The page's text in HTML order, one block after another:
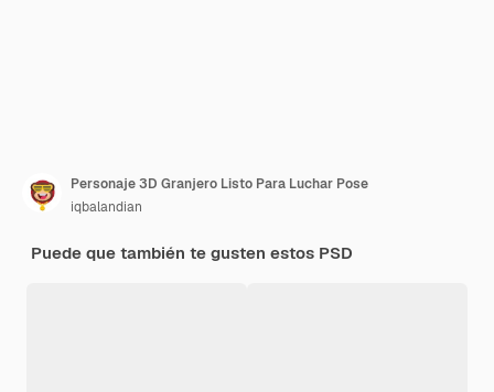
Personaje 3D Granjero Listo Para Luchar Pose
iqbalandian
Puede que también te gusten estos PSD